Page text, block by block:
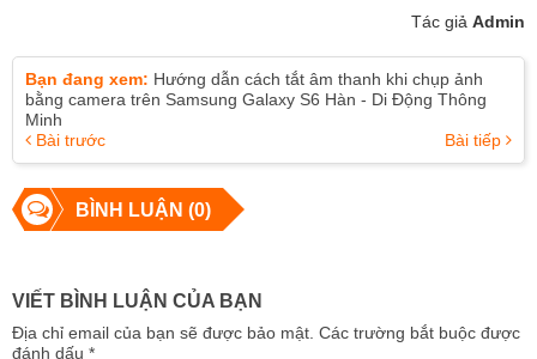
Tác giả Admin
Bạn đang xem: Hướng dẫn cách tắt âm thanh khi chụp ảnh
bằng camera trên Samsung Galaxy S6 Hàn - Di Động Thông
Minh
Bài trước
Bài tiếp
BÌNH LUẬN (0)
VIẾT BÌNH LUẬN CỦA BẠN
Địa chỉ email của bạn sẽ được bảo mật. Các trường bắt buộc được
đánh dấu *